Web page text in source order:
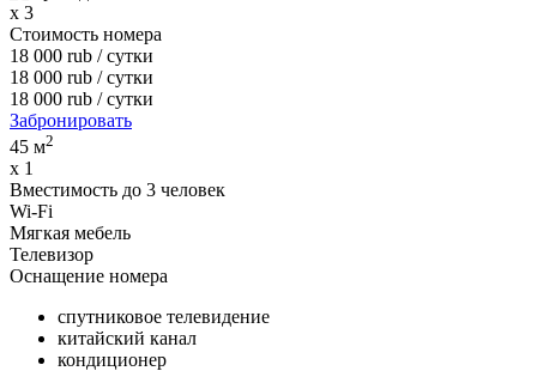
x 3
Стоимость номера
18 000 rub / сутки
18 000 rub / сутки
18 000 rub / сутки
Забронировать
45 м2
x 1
Вместимость до 3 человек
Wi-Fi
Мягкая мебель
Телевизор
Оснащение номера
спутниковое телевидение
китайский канал
кондиционер